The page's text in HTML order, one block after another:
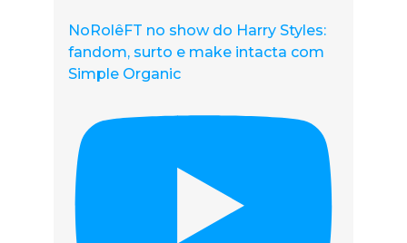
NoRolêFT no show do Harry Styles:
fandom, surto e make intacta com
Simple Organic